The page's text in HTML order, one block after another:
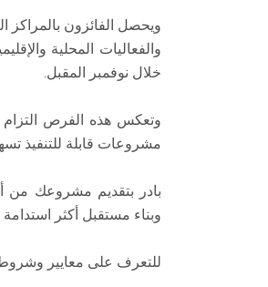
ويحصل الفائزون بالمراكز
خلال نوفمبر المقبل.
وتعكس هذه الفرص التزام
مشروعات قابلة للتنفيذ
بادر بتقديم مشروعك من
وبناء مستقبل أكثر استدامة
للتعرف على معايير وشروط